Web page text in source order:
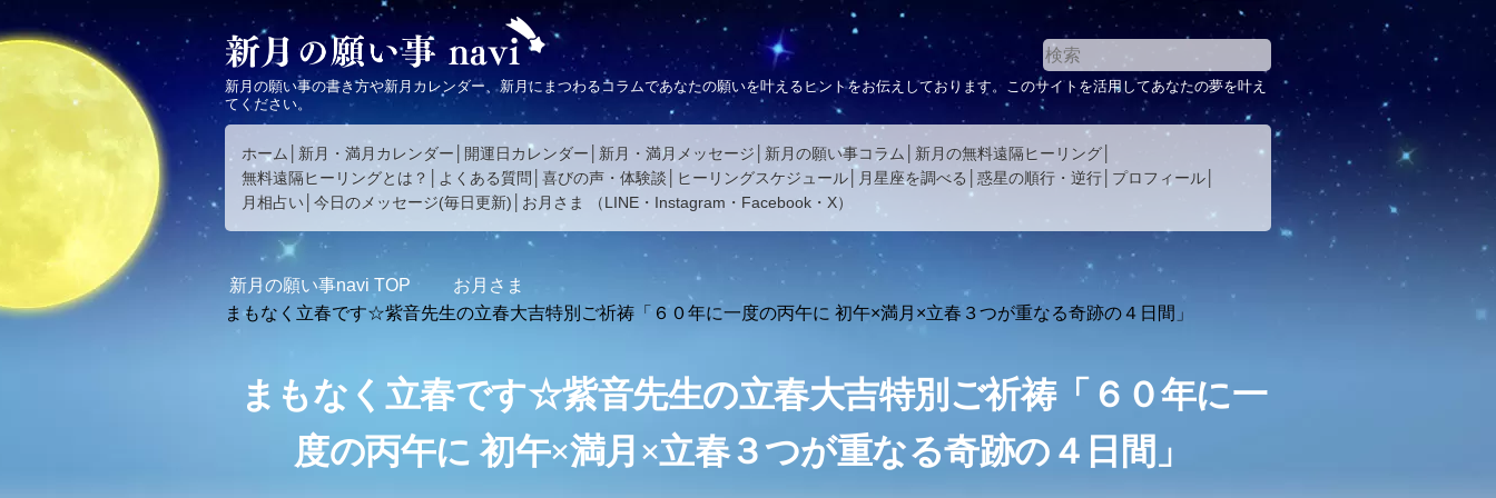
新月の願い事の書き方や新月カレンダー、新月にまつわるコラムであなたの願いを叶えるヒントをお伝えしております。このサイトを活用してあなたの夢を叶え
てください。
ホーム 新月・満月カレンダー 開運日カレンダー 新月・満月メッセージ 新月の願い事コラム
新月の無料遠隔ヒーリング
無料遠隔ヒーリングとは？
よくある質問 喜びの声・体験談 ヒーリングスケジュール 月星座を調べる 惑星の順行・逆行
プロフィール
月相占い 今日のメッセージ(毎日更新) お月さま （LINE ・ Instagram ・ Facebook ・ X）
新月の願い事navi TOP
お月さま
まもなく立春です☆紫音先生の立春大吉特別ご祈祷「６０年に一度の丙午に 初午×満月×立春３つが重なる奇跡の４日間」
まもなく立春です☆紫音先生の立春大吉特別ご祈祷「６０年に一
度の丙午に 初午×満月×立春３つが重なる奇跡の４日間」